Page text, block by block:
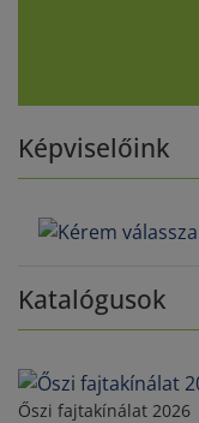
Képviselőink
Katalógusok
Őszi fajtakínálat 2026